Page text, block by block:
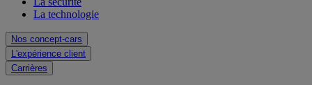
La technologie
Nos concept-cars
L'expérience client
Carrières